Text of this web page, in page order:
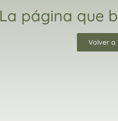
La página que
Volver a